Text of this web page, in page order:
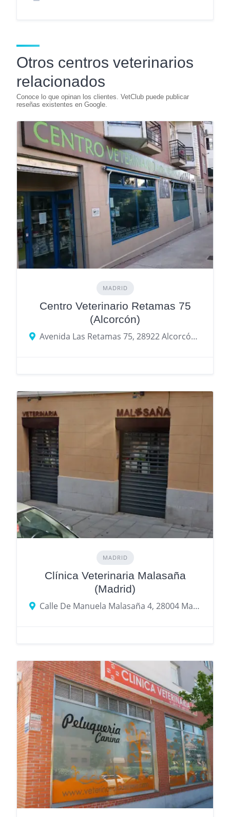
Otros centros veterinarios
relacionados
MADRID
Centro Veterinario Retamas 75
(Alcorcón)
Avenida Las Retamas 75, 28922 Alcorcón, provincia de Madrid, España
MADRID
Clínica Veterinaria Malasaña
(Madrid)
Calle De Manuela Malasaña 4, 28004 Madrid, provincia de Madrid, España